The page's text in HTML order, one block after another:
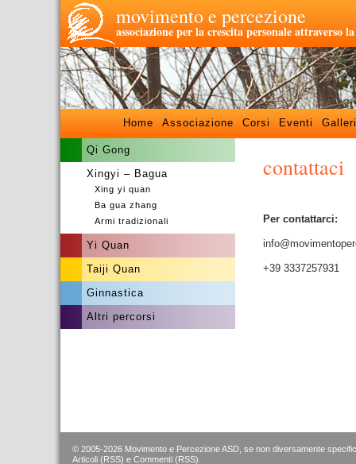
movimento e percezione
associazione per la crescita personale attraverso
Home Associazione Corsi Eventi
Qi Gong
Xingyi – Bagua
Xing yi quan
Ba gua zhang
Armi tradizionali
Yi Quan
Taiji Quan
Ginnastica
Altri percorsi
contattaci
Per contattarci:
info@
+39 3337257931
© 2005-2026 Movimento e Percezione ASD, se non diversamente
Articoli (RSS) e Commenti (RSS)